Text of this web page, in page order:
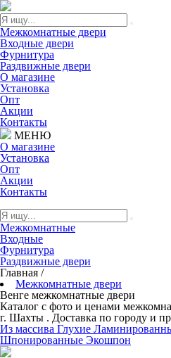
Межкомнатные двери
Входные двери
Фурнитура
Раздвижные двери
О магазине
Установка
Опт
Акции
Контакты
МЕНЮ
О магазине
Установка
Опт
Акции
Контакты
Межкомнатные
Входные
Фурнитура
Раздвижные двери
Главная /
Межкомнатные двери
Венге межкомнатные двери
Каталог с фото и ценами
г. Шахты . Доставка по городу и
Из массива Глухие
Шпонированные Экошпон